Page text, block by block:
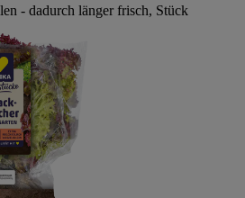
- dadurch länger frisch, Stück